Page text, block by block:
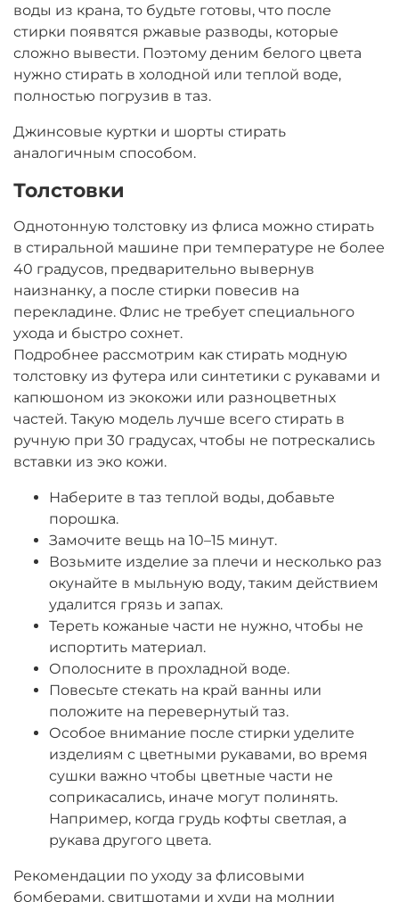
воды из крана, то будьте готовы, что после
стирки появятся ржавые разводы, которые
сложно вывести. Поэтому деним белого цвета
нужно стирать в холодной или теплой воде,
полностью погрузив в таз.
Джинсовые куртки и шорты стирать
аналогичным способом.
Толстовки
Однотонную толстовку из флиса можно стирать
в стиральной машине при температуре не более
40 градусов, предварительно вывернув
наизнанку, а после стирки повесив на
перекладине. Флис не требует специального
ухода и быстро сохнет.
Подробнее рассмотрим как стирать модную
толстовку из футера или синтетики с рукавами и
капюшоном из экокожи или разноцветных
частей. Такую модель лучше всего стирать в
ручную при 30 градусах, чтобы не потрескались
вставки из эко кожи.
Наберите в таз теплой воды, добавьте
порошка.
Замочите вещь на 10–15 минут.
Возьмите изделие за плечи и несколько раз
окунайте в мыльную воду, таким действием
удалится грязь и запах.
Тереть кожаные части не нужно, чтобы не
испортить материал.
Ополосните в прохладной воде.
Повесьте стекать на край ванны или
положите на перевернутый таз.
Особое внимание после стирки уделите
изделиям с цветными рукавами, во время
сушки важно чтобы цветные части не
соприкасались, иначе могут полинять.
Например, когда грудь кофты светлая, а
рукава другого цвета.
Рекомендации по уходу за флисовыми
бомберами, свитшотами и худи на молнии